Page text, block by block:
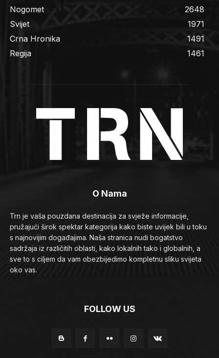
Nogomet
2648
Svijet
1971
Crna Hronika
1491
Regija
1461
O Nama
Trn je vaša pouzdana destinacija za svježe informacije,
pružajući širok spektar kategorija kako biste uvijek bili u toku
s najnovijim događajima. Naša stranica nudi bogatstvo
sadržaja iz različitih oblasti, kako lokalnih tako i globalnih, a
sve to s ciljem da vam obezbijedimo kompletnu sliku svijeta
oko vas.
FOLLOW US